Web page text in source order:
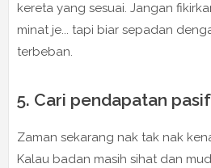
kereta yang sesuai. Jangan
minat je... tapi biar sepadan
terbeban.
5. Cari pendapatan pasif
Zaman sekarang nak tak nak
Kalau badan masih sihat dan